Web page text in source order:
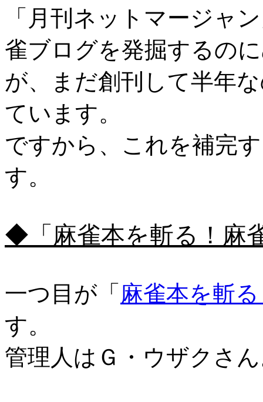
「月刊ネットマージャ
雀ブログを発掘するの
が、まだ創刊して半年
ています。
ですから、これを補完
す。
◆「麻雀本を斬る！麻
一つ目が「 麻雀本を斬
す。
管理人はＧ・ウザクさ